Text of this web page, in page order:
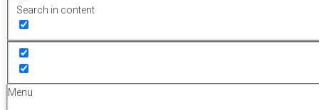
Search in content
Menu